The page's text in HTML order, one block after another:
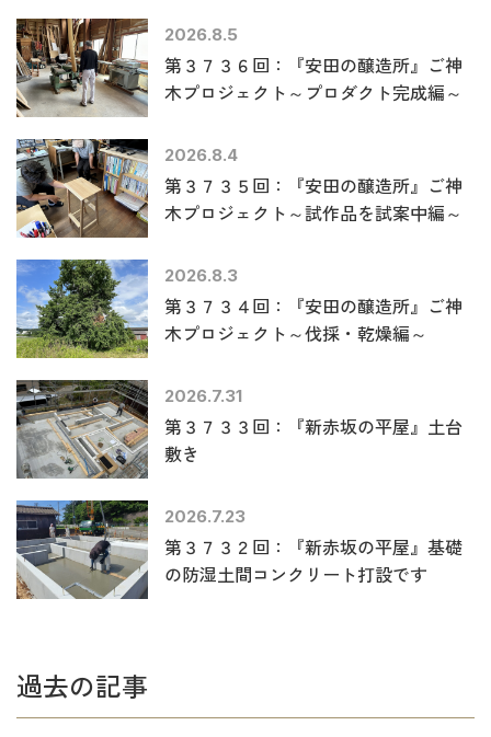
2026.8.5
第３７３６回：『安田の醸造所』ご神
木プロジェクト～プロダクト完成編～
2026.8.4
第３７３５回：『安田の醸造所』ご神
木プロジェクト～試作品を試案中編～
2026.8.3
第３７３４回：『安田の醸造所』ご神
木プロジェクト～伐採・乾燥編～
2026.7.31
第３７３３回：『新赤坂の平屋』土台
敷き
2026.7.23
第３７３２回：『新赤坂の平屋』基礎
の防湿土間コンクリート打設です
過去の記事